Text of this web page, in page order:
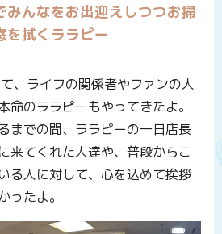
みんなをお出迎えしつつお掃
を拭くララピー
、ライフの関係者やファンの人
命のララピーもやってきたよ。
までの間、ララピーの一日店長
来てくれた人達や、普段からこ
る人に対して、心を込めて挨拶
ったよ。